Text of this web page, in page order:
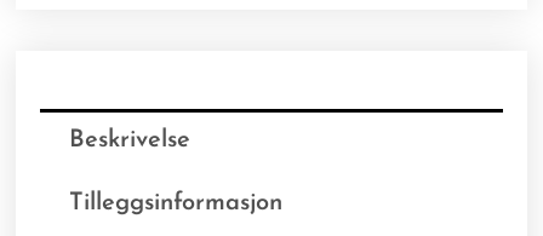
Beskrivelse
Tilleggsinformasjon